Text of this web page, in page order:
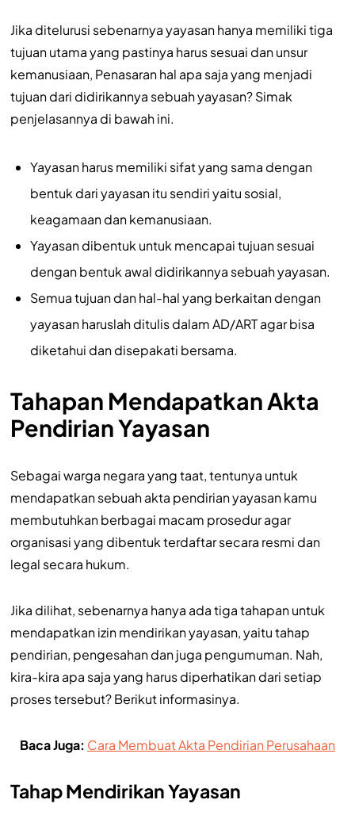
Jika ditelurusi sebenarnya yayasan hanya memiliki tiga
tujuan utama yang pastinya harus sesuai dan unsur
kemanusiaan, Penasaran hal apa saja yang menjadi
tujuan dari didirikannya sebuah yayasan? Simak
penjelasannya di bawah ini.
Yayasan harus memiliki sifat yang sama dengan
bentuk dari yayasan itu sendiri yaitu sosial,
keagamaan dan kemanusiaan.
Yayasan dibentuk untuk mencapai tujuan sesuai
dengan bentuk awal didirikannya sebuah yayasan.
Semua tujuan dan hal-hal yang berkaitan dengan
yayasan haruslah ditulis dalam AD/ART agar bisa
diketahui dan disepakati bersama.
Tahapan Mendapatkan Akta
Pendirian Yayasan
Sebagai warga negara yang taat, tentunya untuk
mendapatkan sebuah akta pendirian yayasan kamu
membutuhkan berbagai macam prosedur agar
organisasi yang dibentuk terdaftar secara resmi dan
legal secara hukum.
Jika dilihat, sebenarnya hanya ada tiga tahapan untuk
mendapatkan izin mendirikan yayasan, yaitu tahap
pendirian, pengesahan dan juga pengumuman. Nah,
kira-kira apa saja yang harus diperhatikan dari setiap
proses tersebut? Berikut informasinya.
Baca Juga: Cara Membuat Akta Pendirian Perusahaan
Tahap Mendirikan Yayasan